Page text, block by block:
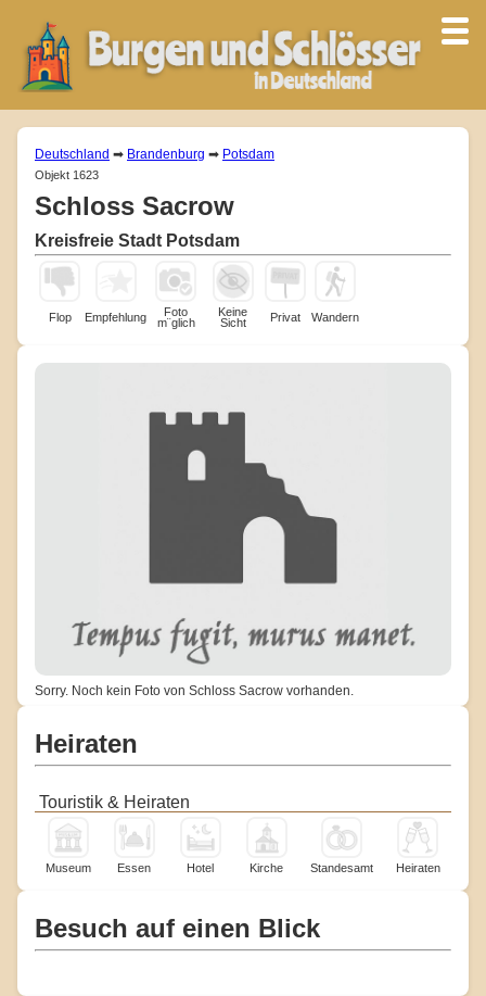
Deutschland ➡ Brandenburg ➡ Potsdam
Objekt 1623
Schloss Sacrow
Kreisfreie Stadt Potsdam
Flop Empfehlung
Foto
m¨glich
Keine
Sicht
Privat Wandern
Sorry. Noch kein Foto von Schloss Sacrow vorhanden.
Heiraten
Touristik & Heiraten
Museum Essen Hotel Kirche Standesamt Heiraten
Besuch auf einen Blick